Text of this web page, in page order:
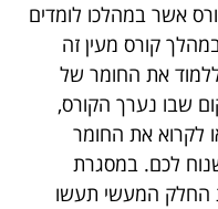
אשר במהלכו לומדים
קורס מעין זה
את החומר של
שבו נערך הקורס,
לקרוא את החומר
שנוח לכם. במסגרת
החלק המעשי תעשו